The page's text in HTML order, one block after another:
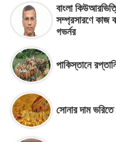
বাংলা
সম্প্রসারণে কাজ
গভর্নর
পাকিস্তানে
সোনার দাম